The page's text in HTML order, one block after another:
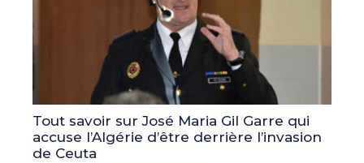
Tout savoir sur José Maria Gil Garre qui
accuse l’Algérie d’être derrière l’invasion
de Ceuta